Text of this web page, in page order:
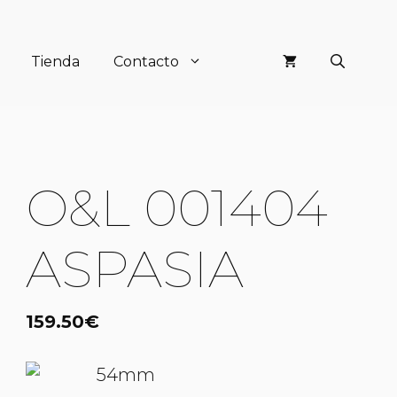
Tienda Contacto
O&L 001404
ASPASIA
159.50€
54mm